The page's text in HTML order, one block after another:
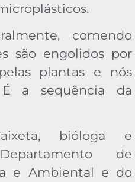
comendo
são engolidos por
plantas e nós
É a sequência da
bióloga e
de
e Ambiental e do